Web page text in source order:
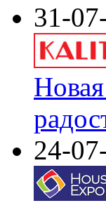
31-
24-